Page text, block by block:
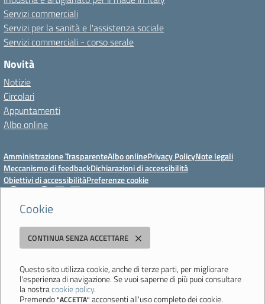
Cookie
CONTINUA SENZA ACCETTARE
Questo sito utilizza cookie, anche di terze parti, per migliorare
l'esperienza di navigazione. Se vuoi saperne di più puoi consultare
la nostracookie policy.
Premendo"ACCETTA" acconsenti all'uso completo dei cookie.
Servizi commerciali
Servizi per la sanità e l'assistenza sociale
Servizi commerciali - corso serale
Novità
Notizie
Circolari
Appuntamenti
Albo online
Amministrazione TrasparenteAlbo onlinePrivacy PolicyNote legali
Meccanismo di feedbackDichiarazioni di accessibilità
Obiettivi di accessibilitàPreferenze cookie
Istituto Professionale Statale Socio-Commerciale-Artigianale "Cattaneo -
Deledda"
351005 - Email:morc08000g@istruzione.it- PEC:
morc08000g@pec.istruzione.it
Codice meccanografico: MORC08000G - C.F. 94177200360